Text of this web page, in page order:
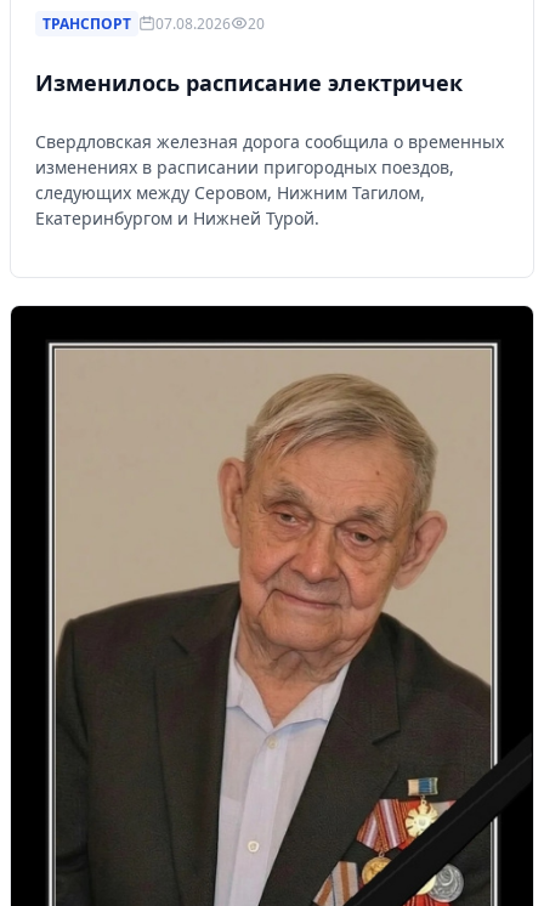
ТРАНСПОРТ 07.08.2026 20
Изменилось расписание электричек
Свердловская железная дорога сообщила о временных
изменениях в расписании пригородных поездов,
следующих между Серовом, Нижним Тагилом,
Екатеринбургом и Нижней Турой.